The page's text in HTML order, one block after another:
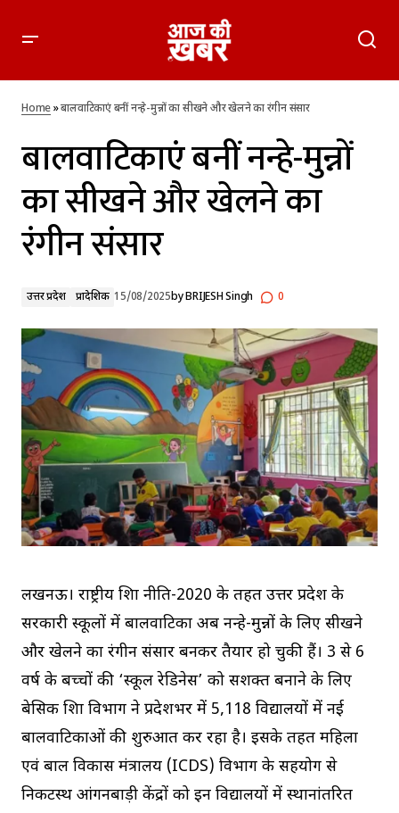
बालवाटिकाएं बनीं नन्हे-मुन्नों का सीखने और खेलने का रंगीन संसार
Home»बालवाटिकाएं बनीं नन्हे-मुन्नों का सीखने और खेलने का रंगीन संसार
बालवाटिकाएं बनीं नन्हे-मुन्नों
का सीखने और खेलने का
रंगीन संसार
उत्तर प्रदेश प्रादेशिक 15/08/2025byBRIJESH Singh 0
लखनऊ। राष्ट्रीय शिक्षा नीति-2020 के तहत उत्तर प्रदेश के
सरकारी स्कूलों में बालवाटिका अब नन्हे-मुन्नों के लिए सीखने
और खेलने का रंगीन संसार बनकर तैयार हो चुकी हैं। 3 से 6
वर्ष के बच्चों की ‘स्कूल रेडिनेस’ को सशक्त बनाने के लिए
बेसिक शिक्षा विभाग ने प्रदेशभर में 5,118 विद्यालयों में नई
बालवाटिकाओं की शुरुआत कर रहा है। इसके तहत महिला
एवं बाल विकास मंत्रालय (ICDS) विभाग के सहयोग से
निकटस्थ आंगनबाड़ी केंद्रों को इन विद्यालयों में स्थानांतरित